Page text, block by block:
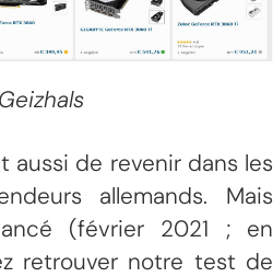
aussi de revenir dans les
allemands. Mais
(février 2021 ; en
retrouver notre test de